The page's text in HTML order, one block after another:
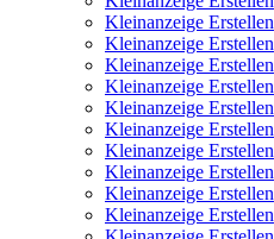
Kleinanzeige Erstellen
Kleinanzeige Erstellen
Kleinanzeige Erstellen
Kleinanzeige Erstellen
Kleinanzeige Erstellen
Kleinanzeige Erstellen
Kleinanzeige Erstellen
Kleinanzeige Erstellen
Kleinanzeige Erstellen
Kleinanzeige Erstellen